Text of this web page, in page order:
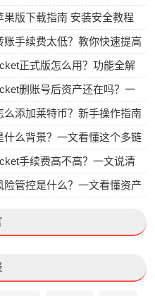
果版下载指南 安装安全教程
账手续费太低？教你快速提高
正式版怎么用？功能全解
用指南删账号后资产还在吗？一
么添加莱特币？新手操作指南
什么背景？一文看懂这个多链
手续费高不高？一文说清
险管控是什么？一文看懂资产